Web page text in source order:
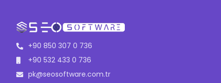
+90 850 307 0 736
+90 532 433 0 736
pk@seosoftware.com.tr